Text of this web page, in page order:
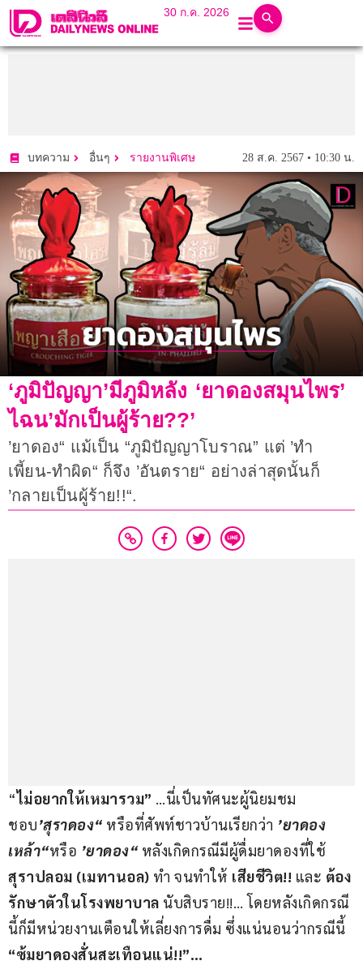
30 ก.ค. 2026
บทความ อื่นๆ รายงานพิเศษ 28 ส.ค. 2567 • 10:30 น.
‘ภูมิปัญญา’มีภูมิหลัง ‘ยาดองสมุนไพร’
ไฉน’มักเป็นผู้ร้าย??’
’ยาดอง“ แม้เป็น “ภูมิปัญญาโบราณ” แต่ ’ทำ
เพี้ยน-ทำผิด“ ก็จึง ’อันตราย“ อย่างล่าสุดนั้นก็
’กลายเป็นผู้ร้าย!!“.
“ไม่อยากให้เหมารวม” …นี่เป็นทัศนะผู้นิยมชม
ชอบ’สุราดอง“ หรือที่ศัพท์ชาวบ้านเรียกว่า ’ยาดอง
เหล้า“หรือ ’ยาดอง“ หลังเกิดกรณีมีผู้ดื่มยาดองที่ใช้
สุราปลอม (เมทานอล) ทำ จนทำให้ เสียชีวิต!! และ ต้อง
รักษาตัวในโรงพยาบาล นับสิบราย!!… โดยหลังเกิดกรณี
นี้ก็มีหน่วยงานเตือนให้เลี่ยงการดื่ม ซึ่งแน่นอนว่ากรณีนี้
“ซุ้มยาดองสั่นสะเทือนแน่!!”…